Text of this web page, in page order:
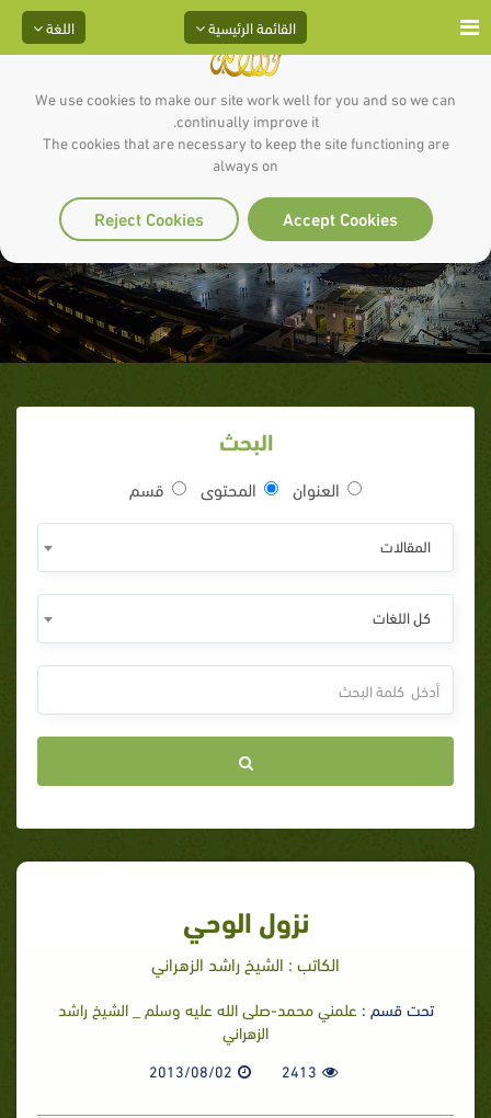
We use cookies to make our site work well for you and so we can
continually improve it.
The cookies that are necessary to keep the site functioning are
always on
Accept Cookies
Reject Cookies
اللغة القائمة الرئيسية
نزول الوحي
البحث
العنوان المحتوى قسم
المقالات
كل اللغات
نزول الوحي
الكاتب : الشيخ راشد الزهراني
تحت قسم : علمني محمد-صلى الله عليه وسلم _ الشيخ راشد
الزهراني
2413
2013/08/02